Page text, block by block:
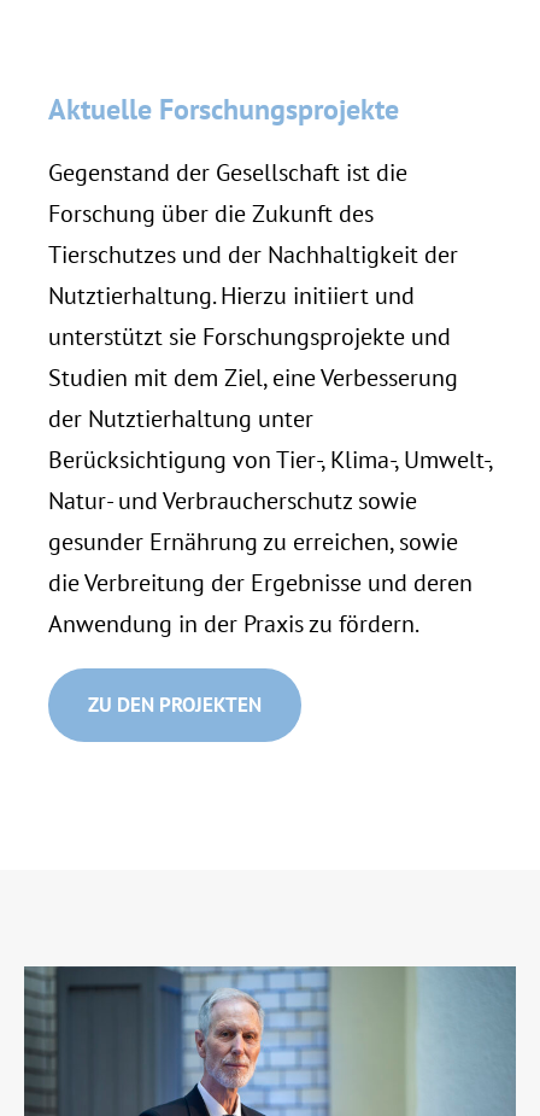
Aktuelle Forschungsprojekte
Gegenstand der Gesellschaft ist die
Forschung über die Zukunft des
Tierschutzes und der Nachhaltigkeit der
Nutztierhaltung. Hierzu initiiert und
unterstützt sie Forschungsprojekte und
Studien mit dem Ziel, eine Verbesserung
der Nutztierhaltung unter
Berücksichtigung von Tier-, Klima-, Umwelt-,
Natur- und Verbraucherschutz sowie
gesunder Ernährung zu erreichen, sowie
die Verbreitung der Ergebnisse und deren
Anwendung in der Praxis zu fördern.
ZU DEN PROJEKTEN